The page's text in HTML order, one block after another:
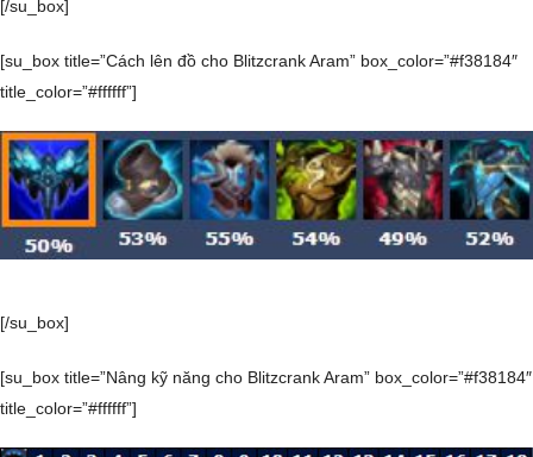
[/su_box]
[su_box title=”Cách lên đồ cho Blitzcrank Aram” box_color=”#f38184″
title_color=”#ffffff”]
[/su_box]
[su_box title=”Nâng kỹ năng cho Blitzcrank Aram” box_color=”#f38184″
title_color=”#ffffff”]